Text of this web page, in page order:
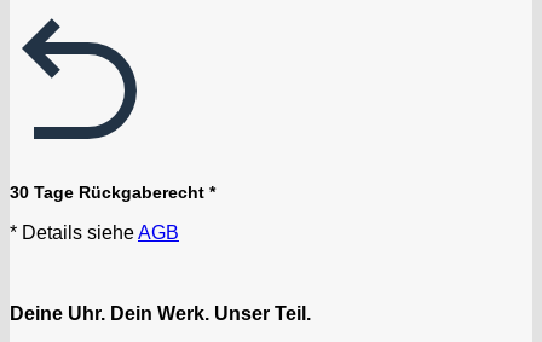
30 Tage Rückgaberecht *
* Details sieheAGB
Deine Uhr. Dein Werk. Unser Teil.